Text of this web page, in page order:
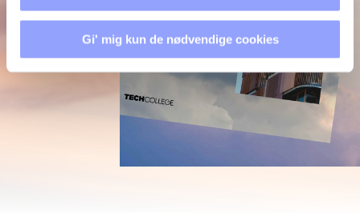
Gi' mig kun de nødvendige cookies